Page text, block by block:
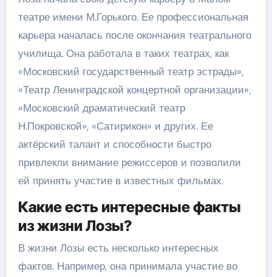
театре имени М.Горького. Ее профессиональная
карьера началась после окончания театрального
училища. Она работала в таких театрах, как
«Московский государственный театр эстрады»,
«Театр Ленинградской концертной организации»,
«Московский драматический театр
Н.Покровской», «Сатирикон» и других. Ее
актёрский талант и способности быстро
привлекли внимание режиссеров и позволили
ей принять участие в известных фильмах.
Какие есть интересные факты
из жизни Лозы?
В жизни Лозы есть несколько интересных
фактов. Например, она принимала участие во